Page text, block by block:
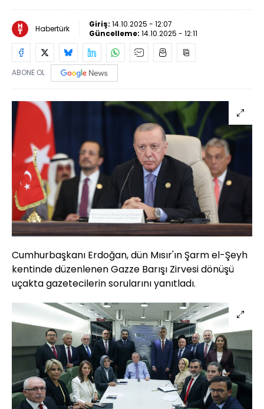
Habertürk Giriş: 14.10.2025 - 12:07
Güncelleme: 14.10.2025 - 12:11
ABONE OL
Cumhurbaşkanı Erdoğan, dün Mısır'ın Şarm el-Şeyh
kentinde düzenlenen Gazze Barışı Zirvesi dönüşü
uçakta gazetecilerin sorularını yanıtladı.